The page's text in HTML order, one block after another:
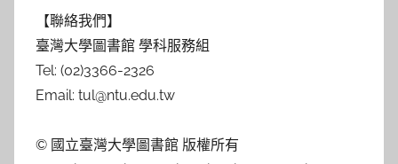
【聯絡我們】
臺灣大學圖書館 學科服務組
Tel: (02)3366-2326
Email: tul@ntu.edu.tw
© 國立臺灣大學圖書館 版權所有